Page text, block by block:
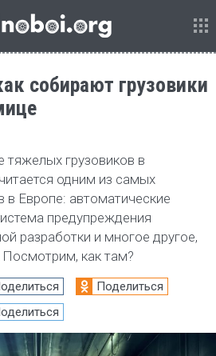
собирают грузовики
тяжелых грузовиков в
одним из самых
в Европе: автоматические
предупреждения
разработки и многое другое,
Посмотрим, как там?
Поделиться